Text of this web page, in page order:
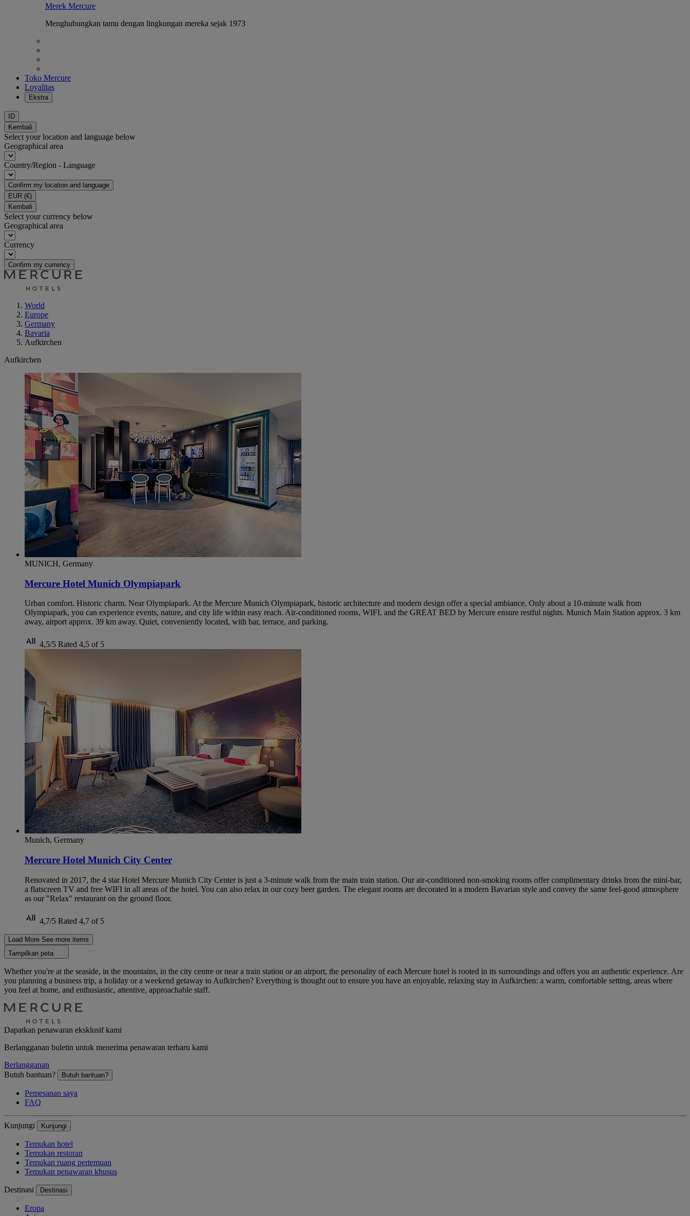
Merek Mercure
Menghubungkan tamu dengan lingkungan mereka sejak 1973
Toko Mercure
Loyalitas
Ekstra
ID
Kembali
Select your location and language below
Geographical area
Country/Region - Language
Confirm my location and language
EUR (€)
Kembali
Select your currency below
Geographical area
Currency
Confirm my currency
World
Europe
Germany
Bavaria
Aufkirchen
Aufkirchen
MUNICH, Germany
Mercure Hotel Munich Olympiapark
Urban comfort. Historic charm. Near Olympiapark. At the Mercure Munich Olympiapark, historic architecture and modern design offer a special ambiance. Only about a 10-minute walk from
Olympiapark, you can experience events, nature, and city life within easy reach. Air-conditioned rooms, WIFI, and the GREAT BED by Mercure ensure restful nights. Munich Main Station approx. 3 km
away, airport approx. 39 km away. Quiet, conveniently located, with bar, terrace, and parking.
4,5/5 Rated 4,5 of 5
Munich, Germany
Mercure Hotel Munich City Center
Renovated in 2017, the 4 star Hotel Mercure Munich City Center is just a 3-minute walk from the main train station. Our air-conditioned non-smoking rooms offer complimentary drinks from the mini-bar,
a flatscreen TV and free WIFI in all areas of the hotel. You can also relax in our cozy beer garden. The elegant rooms are decorated in a modern Bavarian style and convey the same feel-good atmosphere
as our "Relax" restaurant on the ground floor.
4,7/5 Rated 4,7 of 5
Load More See more items
Tampilkan peta
Whether you're at the seaside, in the mountains, in the city centre or near a train station or an airport, the personality of each Mercure hotel is rooted in its surroundings and offers you an authentic experience. Are
you planning a business trip, a holiday or a weekend getaway to Aufkirchen? Everything is thought out to ensure you have an enjoyable, relaxing stay in Aufkirchen: a warm, comfortable setting, areas where
you feel at home, and enthusiastic, attentive, approachable staff.
Dapatkan penawaran eksklusif kami
Berlangganan buletin untuk menerima penawaran terbaru kami
Berlangganan
Butuh bantuan?
Butuh bantuan?
Pemesanan saya
FAQ
Kunjungi Kunjungi
Temukan hotel
Temukan restoran
Temukan ruang pertemuan
Temukan penawaran khusus
Destinasi Destinasi
Eropa